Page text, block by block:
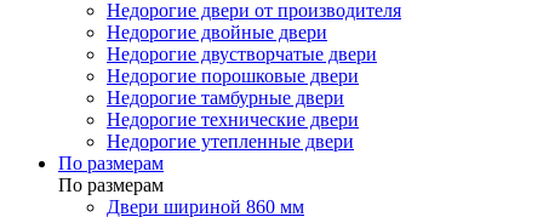
Недорогие двери от производителя
Недорогие двойные двери
Недорогие двустворчатые двери
Недорогие порошковые двери
Недорогие тамбурные двери
Недорогие технические двери
Недорогие утепленные двери
По размерам
По размерам
Двери шириной 860 мм